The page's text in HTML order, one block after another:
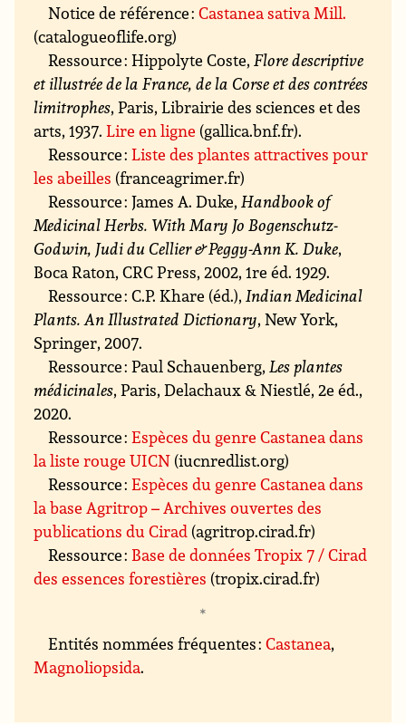
Notice de référence :Castanea sativa Mill.
(catalogueoflife.org)
Ressource : Hippolyte Coste, Flore descriptive
et illustrée de la France, de la Corse et des contrées
limitrophes, Paris, Librairie des sciences et des
arts, 1937.Lire en ligne (gallica.bnf.fr).
Ressource :Liste des plantes attractives pour
les abeilles (franceagrimer.fr)
Ressource : James A. Duke, Handbook of
Medicinal Herbs. With Mary Jo Bogenschutz-
Godwin, Judi du Cellier & Peggy-Ann K. Duke,
Boca Raton, CRC Press, 2002, 1re éd. 1929.
Ressource : C.P. Khare (éd.), Indian Medicinal
Plants. An Illustrated Dictionary, New York,
Springer, 2007.
Ressource : Paul Schauenberg, Les plantes
médicinales, Paris, Delachaux & Niestlé, 2e éd.,
2020.
Ressource :Espèces du genre Castanea dans
la liste rouge UICN (iucnredlist.org)
Ressource :Espèces du genre Castanea dans
la base Agritrop – Archives ouvertes des
publications du Cirad (agritrop.cirad.fr)
Ressource : Base de données Tropix 7 / Cirad
des essences forestières (tropix.cirad.fr)
Entités nommées fréquentes :Castanea,
Magnoliopsida.